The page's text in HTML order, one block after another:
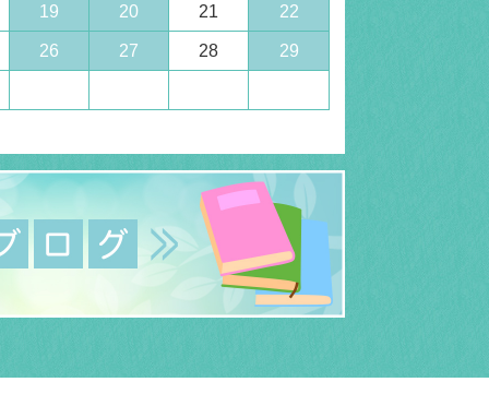
19 20 21 22
26 27 28 29